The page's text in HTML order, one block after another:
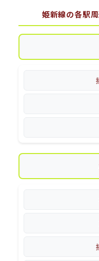
姫新線の各駅